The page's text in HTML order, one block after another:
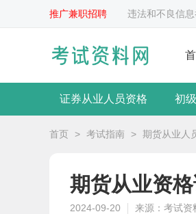
推广兼职招聘 违法和不良信
证券从业人员资格 初
首页 > 考试指南 > 期货从业人
期货从业资
2024-09-20 来源：考试资